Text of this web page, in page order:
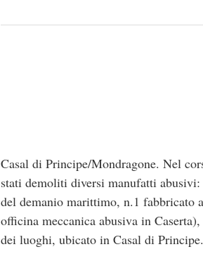
Casal di Principe/Mondragone. Nel
stati demoliti diversi manufatti
del demanio marittimo, n.1 fabbricato
officina meccanica abusiva in
dei luoghi, ubicato in Casal di Principe.